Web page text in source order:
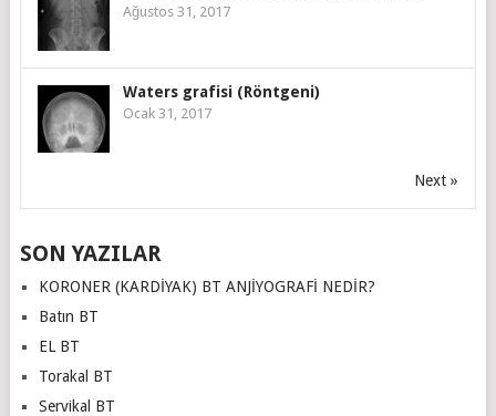
Ağustos 31, 2017
Waters grafisi (Röntgeni)
Ocak 31, 2017
Next »
SON YAZILAR
KORONER (KARDİYAK) BT ANJİYOGRAFİ NEDİR?
Batın BT
EL BT
Torakal BT
Servikal BT